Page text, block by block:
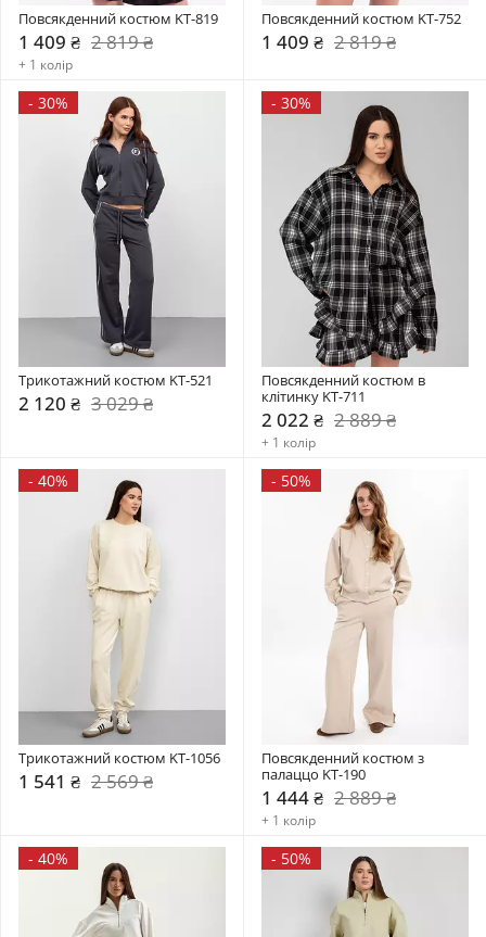
Повсякденний костюм KT-819
1 409 ₴ 2 819 ₴
+ 1 колір
Повсякденний костюм KT-752
1 409 ₴ 2 819 ₴
- 30%
Трикотажний костюм KT-521
2 120 ₴ 3 029 ₴
- 30%
Повсякденний костюм в
клітинку KT-711
2 022 ₴ 2 889 ₴
+ 1 колір
- 40%
Трикотажний костюм KT-1056
1 541 ₴ 2 569 ₴
- 50%
Повсякденний костюм з
палаццо KT-190
1 444 ₴ 2 889 ₴
+ 1 колір
- 40% - 50%